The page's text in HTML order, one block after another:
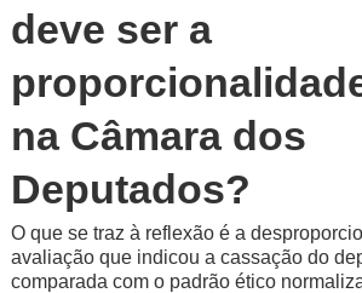
deve ser a
na Câmara dos
Deputados?
O que se traz à reflexão é a
avaliação que indicou a cassação do
comparada com o padrão ético